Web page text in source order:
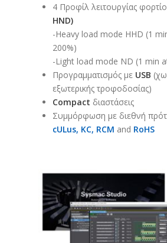
4 Προφίλ λειτουργίας
HND)​
-Heavy load mode HHD (1
200%)​
-Light load mode ND (1 min
Προγραμματισμός με USB
εξωτερικής τροφοδοσίας)
Compact διαστάσεις
Συμμόρφωση με διεθνή
cULus, KC, RCM and RoHS